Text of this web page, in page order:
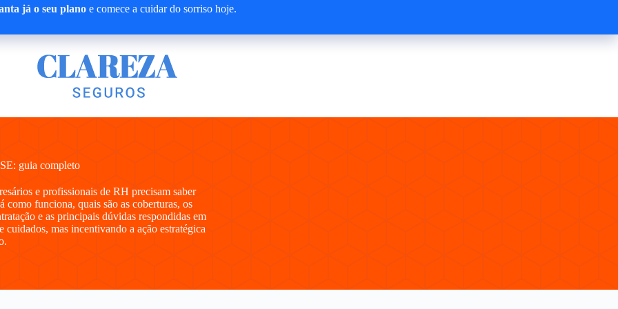
já o seu planoe comece a cuidar do sorriso hoje.
guia completo
e profissionais de RH precisam saber
funciona, quais são as coberturas, os
e as principais dúvidas respondidas em
mas incentivando a ação estratégica